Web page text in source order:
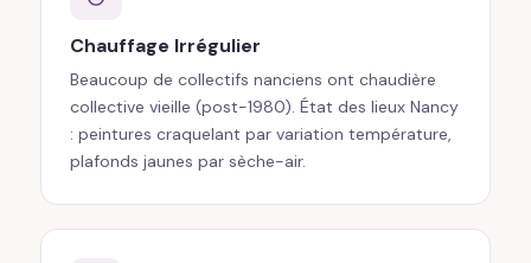
Chauffage Irrégulier
Beaucoup de collectifs nanciens ont chaudière
collective vieille (post-1980). État des lieux Nancy
: peintures craquelant par variation température,
plafonds jaunes par sèche-air.